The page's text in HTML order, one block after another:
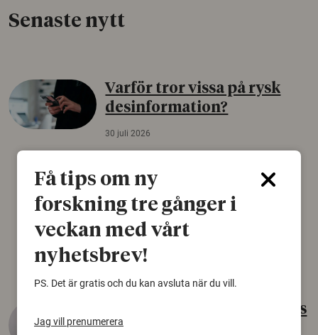
Senaste nytt
Varför tror vissa på rysk
desinformation?
30 juli 2026
konspirationsteorier är ofta mer mottagliga
för rysk desinformation. Det visar en studie
från Försvarshögskolan med deltagare i fyra
europeiska länder.
Säkerhetspolitik
Gammalt skinn var Sveriges
äldsta sko
Få tips om ny
forskning tre gånger i
veckan med vårt
nyhetsbrev!
PS. Det är gratis och du kan avsluta när du vill.
Jag vill prenumerera